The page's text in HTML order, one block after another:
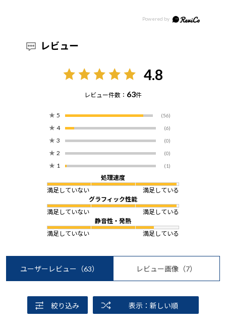
レビュー
4.8
レビュー件数： 63件
★ 5 (56)
★ 4 (6)
★ 3 (0)
★ 2 (0)
★ 1 (1)
処理速度
満足していない
満足している
グラフィック性能
満足していない
満足している
静音性・発熱
満足していない
満足している
ユーザーレビュー （63） レビュー画像 （7）
絞り込み 表示：新しい順